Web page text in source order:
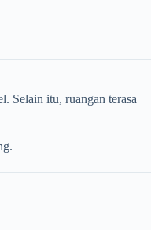
Selain itu, ruangan terasa